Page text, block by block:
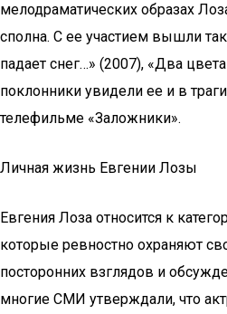
мелодраматических образах
сполна. С ее участием вышли
падает снег…» (2007), «Два
поклонники увидели ее и в
телефильме «Заложники».
Личная жизнь Евгении Лозы
Евгения Лоза относится к
которые ревностно охраняют
посторонних взглядов и
многие СМИ утверждали, что